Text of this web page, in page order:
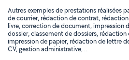
Autres exemples de prestations réalisées
de courrier, rédaction de contrat,
livre, correction de document, impression
dossier, classement de dossiers,
impression de papier, rédaction de lettre
CV, gestion administrative, ..